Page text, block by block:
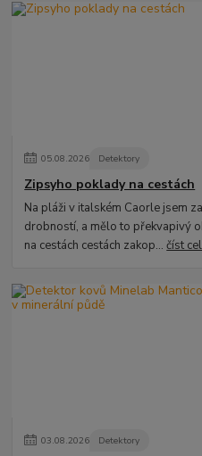
05.08.2026 Detektory
Zipsyho poklady na cestách
Na pláži v italském Caorle jsem
drobností, a mělo to překvapivý
na cestách cestách zakop...číst
03.08.2026 Detektory